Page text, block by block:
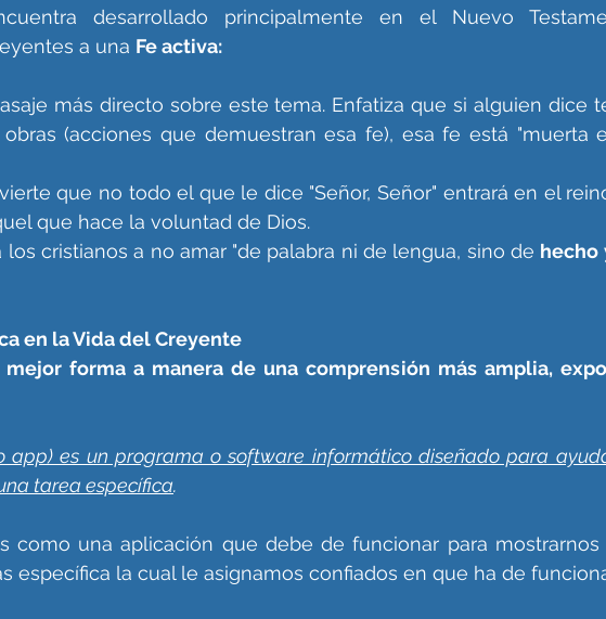
desarrollado principalmente en el Nuevo
a una Fe activa:
más directo sobre este tema. Enfatiza que si alguien dice
(acciones que demuestran esa fe), esa fe está "muerta
que no todo el que le dice "Señor, Señor" entrará en el
que hace la voluntad de Dios.
cristianos a no amar "de palabra ni de lengua, sino de hecho
en la Vida del Creyente
forma a manera de una comprensión más amplia,
app) es un programa o software informático diseñado para
tarea específica.
como una aplicación que debe de funcionar para mostrarnos
específica la cual le asignamos confiados en que ha de